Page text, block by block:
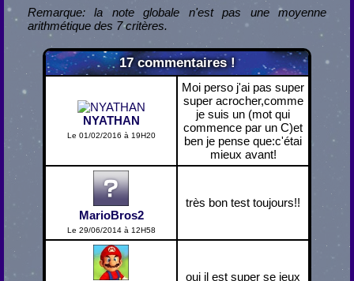
Remarque: la note globale n'est pas une moyenne
arithmétique des 7 critères.
17commentaires !
NYATHAN
Le 01/02/2016 à 19H20
Moi perso j'ai pas super
super acrocher,comme
je suis un (mot qui
commence par un C)et
ben je pense que:c'étai
mieux avant!
MarioBros2
Le 29/06/2014 à 12H58
très bon test toujours!!
oui il est super se jeux